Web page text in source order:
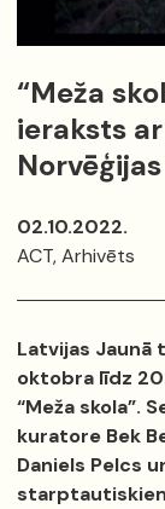
“Meža
ieraksts
02.10.2022.
ACT, Arhivēts
Latvijas
oktobra līdz
“Meža skola”.
kuratore Bek
Daniels Pelcs